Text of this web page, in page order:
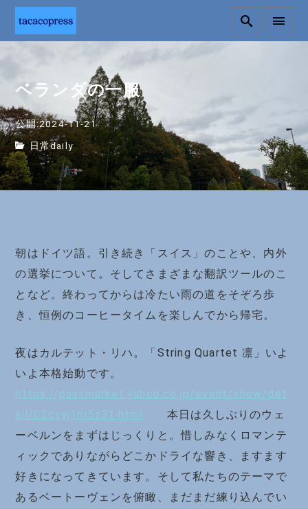
ベランダの一服
公開:2024-11-21
日常daily
朝はドイツ語。引き続き「スイス」のことや、内外
の選挙について。そしてさまざまな翻訳ツールのこ
となど。終わってからは冷たい雨の道をそぞろ歩
き、恒例のコーヒータイムを楽しんでから帰宅。
夜はカルテット・リハ。「String Quartet 凛」いよ
いよ本格始動です。
https://passmarket.yahoo.co.jp/event/show/det
ail/02cyyj1hr5z31.html
本日は久しぶりのウェ
ーベルンをまずはじっくりと。惜しみなくロマンテ
ィックでありながらどこかドライな響き、ますます
好きになってきています。そして私たちのテーマで
あるベートーヴェンを俯瞰、まだまだ練り込んでい